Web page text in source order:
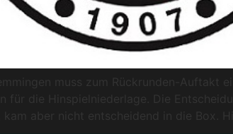
muss zum Rückrunden-Auftakt
für die Hinspielniederlage. Die
kam aber nicht entscheidend in die Box.